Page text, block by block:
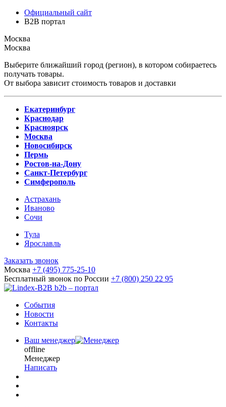
Официальный сайт
B2B портал
Москва
Москва
Выберите ближайший город (регион), в котором собираетесь
получать товары.
От выбора зависит стоимость товаров и доставки
Екатеринбург
Краснодар
Красноярск
Москва
Новосибирск
Пермь
Ростов-на-Дону
Санкт-Петербург
Симферополь
Астрахань
Иваново
Сочи
Тула
Ярославль
Заказать звонок
Москва +7 (495) 775-25-10
Бесплатный звонок по России +7 (800) 250 22 95
b2b – портал
События
Новости
Контакты
Ваш менеджер
offline
Менеджер
Написать